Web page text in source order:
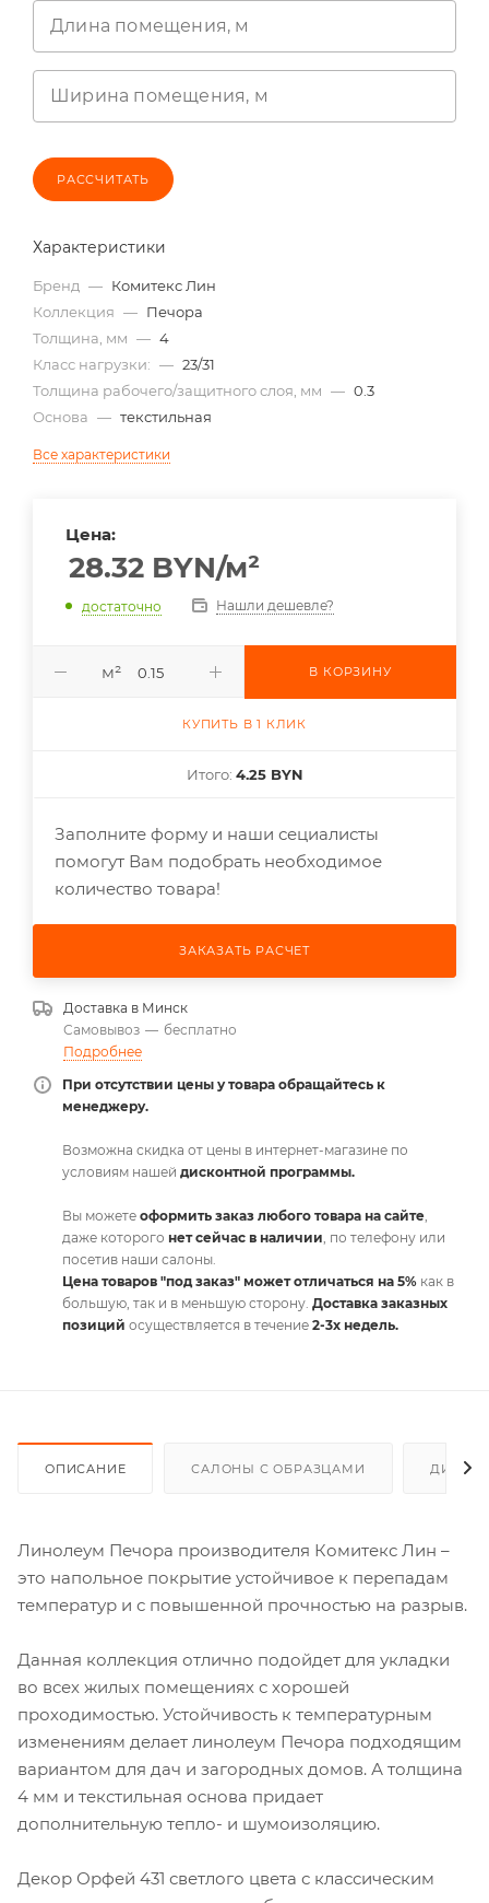
Длина помещения, м
Ширина помещения, м
РАССЧИТАТЬ
Характеристики
Бренд — Комитекс Лин
Коллекция — Печора
Толщина, мм — 4
Класс нагрузки: — 23/31
Толщина рабочего/защитного слоя, мм — 0.3
Основа — текстильная
Все характеристики
Цена:
28.32 BYN/м²
достаточно Нашли дешевле?
м² В КОРЗИНУ
КУПИТЬ В 1 КЛИК
Итого: 4.25 BYN
Заполните форму и наши сециалисты
помогут Вам подобрать необходимое
количество товара!
ЗАКАЗАТЬ РАСЧЕТ
Доставка в Минск
Самовывоз — бесплатно
Подробнее
При отсутствии цены у товара обращайтесь к
менеджеру.
Возможна скидка от цены в интернет-магазине по
условиям нашей дисконтной программы.
Вы можете оформить заказ любого товара на сайте,
даже которого нет сейчас в наличии, по телефону или
посетив наши салоны.
Цена товаров "под заказ" может отличаться на 5% как в
большую, так и в меньшую сторону. Доставка заказных
позиций осуществляется в течение 2-3х недель.
ОПИСАНИЕ САЛОНЫ С ОБРАЗЦАМИ
Линолеум Печора производителя Комитекс Лин –
это напольное покрытие устойчивое к перепадам
температур и с повышенной прочностью на разрыв.
Данная коллекция отлично подойдет для укладки
во всех жилых помещениях с хорошей
проходимостью. Устойчивость к температурным
изменениям делает линолеум Печора подходящим
вариантом для дач и загородных домов. А толщина
4 мм и текстильная основа придает
дополнительную тепло- и шумоизоляцию.
Декор Орфей 431 светлого цвета с классическим